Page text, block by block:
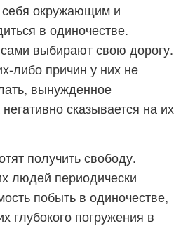
себя окружающим и
в одиночестве.
выбирают свою дорогу.
либо причин у них не
вынужденное
сказывается на их
получить свободу.
людей периодически
побыть в одиночестве,
глубокого погружения в